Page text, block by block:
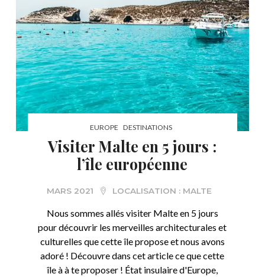
EUROPE DESTINATIONS
Visiter Malte en 5 jours :
l’île européenne
MARS 2021 LOCALISATION : MALTE
Nous sommes allés visiter Malte en 5 jours
pour découvrir les merveilles architecturales et
culturelles que cette île propose et nous avons
adoré ! Découvre dans cet article ce que cette
île à à te proposer ! État insulaire d'Europe,